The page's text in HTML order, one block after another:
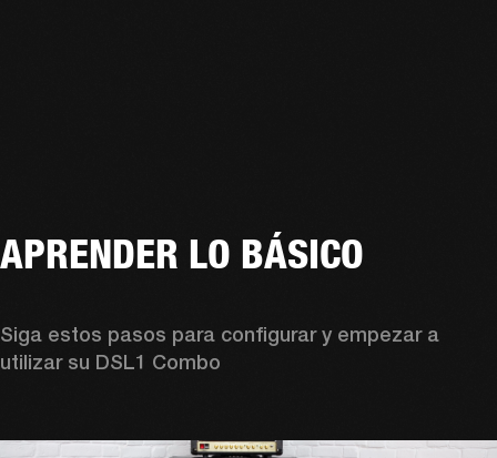
APRENDER LO BÁSICO
Siga estos pasos para configurar y empezar a
utilizar su DSL1 Combo